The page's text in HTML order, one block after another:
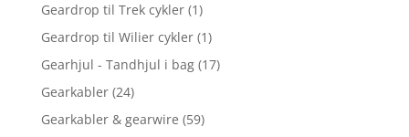
Geardrop til Trek cykler (1)
Geardrop til Wilier cykler (1)
Gearhjul - Tandhjul i bag (17)
Gearkabler (24)
Gearkabler & gearwire (59)